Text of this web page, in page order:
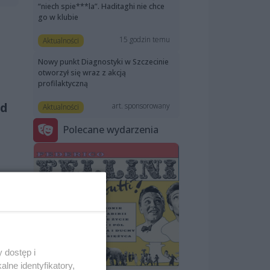
są
“niech spie***la”. Haditaghi nie chce
go w klubie
Aktualności 15 godzin temu
Nowy punkt Diagnostyki w Szczecinie
otworzył się wraz z akcją
profilaktyczną
Aktualności art. sponsorowany
Polecane wydarzenia
dostęp i
identyfikatory,